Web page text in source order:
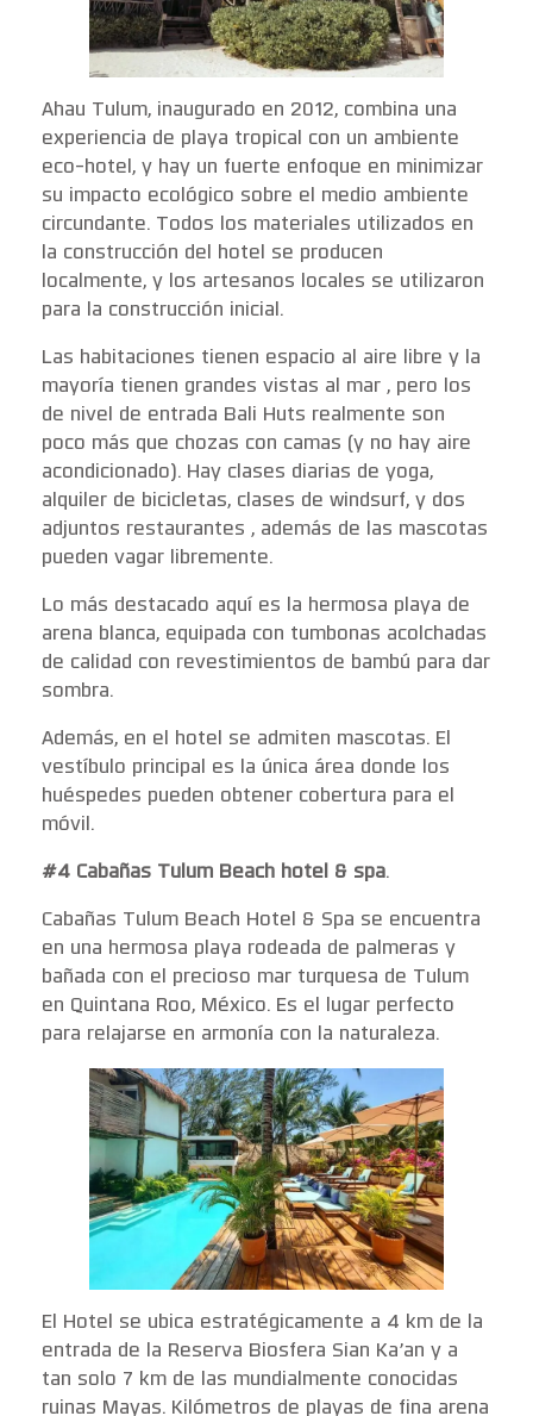
Ahau Tulum, inaugurado en 2012, combina una
experiencia de playa tropical con un ambiente
eco-hotel, y hay un fuerte enfoque en minimizar
su impacto ecológico sobre el medio ambiente
circundante. Todos los materiales utilizados en
la construcción del hotel se producen
localmente, y los artesanos locales se utilizaron
para la construcción inicial.
Las habitaciones tienen espacio al aire libre y la
mayoría tienen grandes vistas al mar , pero los
de nivel de entrada Bali Huts realmente son
poco más que chozas con camas (y no hay aire
acondicionado). Hay clases diarias de yoga,
alquiler de bicicletas, clases de windsurf, y dos
adjuntos restaurantes , además de las mascotas
pueden vagar libremente.
Lo más destacado aquí es la hermosa playa de
arena blanca, equipada con tumbonas acolchadas
de calidad con revestimientos de bambú para dar
sombra.
Además, en el hotel se admiten mascotas. El
vestíbulo principal es la única área donde los
huéspedes pueden obtener cobertura para el
móvil.
#4 Cabañas Tulum Beach hotel & spa.
Cabañas Tulum Beach Hotel & Spa se encuentra
en una hermosa playa rodeada de palmeras y
bañada con el precioso mar turquesa de Tulum
en Quintana Roo, México. Es el lugar perfecto
para relajarse en armonía con la naturaleza.
El Hotel se ubica estratégicamente a 4 km de la
entrada de la Reserva Biosfera Sian Ka’an y a
tan solo 7 km de las mundialmente conocidas
ruinas Mayas. Kilómetros de playas de fina arena